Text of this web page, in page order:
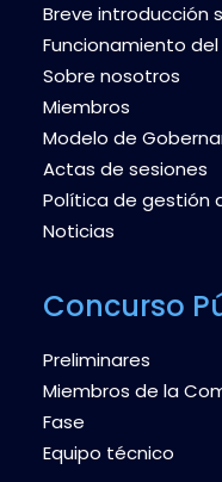
Breve introducción
Funcionamiento
Sobre nosotros
Miembros
Modelo de
Actas de sesiones
Política de gestión
Noticias
Concurso
Preliminares
Miembros de la
Fase
Equipo técnico